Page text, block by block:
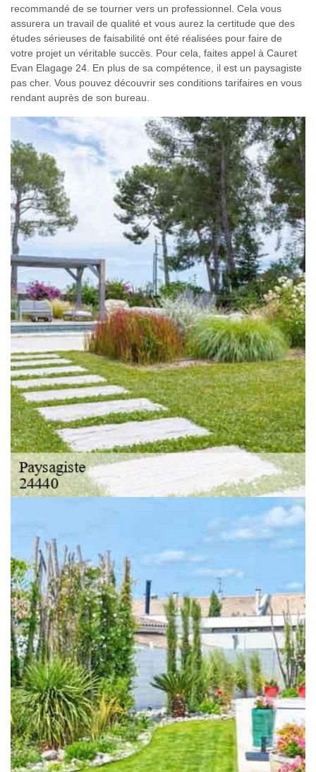
recommandé de se tourner vers un professionnel. Cela vous
assurera un travail de qualité et vous aurez la certitude que des
études sérieuses de faisabilité ont été réalisées pour faire de
votre projet un véritable succès. Pour cela, faites appel à Cauret
Evan Elagage 24. En plus de sa compétence, il est un paysagiste
pas cher. Vous pouvez découvrir ses conditions tarifaires en vous
rendant auprès de son bureau.